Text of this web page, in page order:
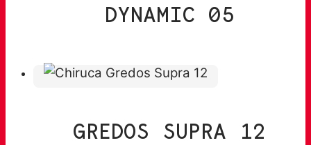
DYNAMIC 05
GREDOS SUPRA 12